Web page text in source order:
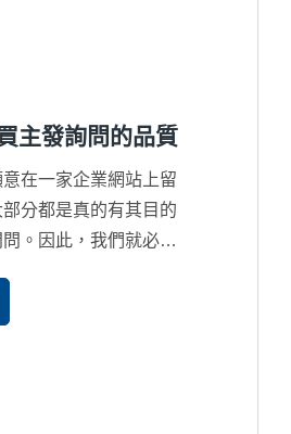
拱手讓給國際競爭對
主發詢問的品質
在一家企業網站上留
分都是真的有其目的
。因此，我們就必須
主足跡追蹤系統來分
後的潛在採購目的究
者根本是來比價？